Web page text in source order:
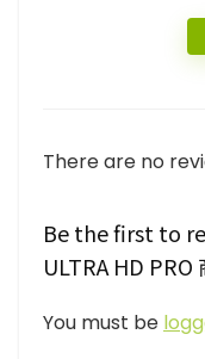
There are no
Be the first to
ULTRA HD
You must be